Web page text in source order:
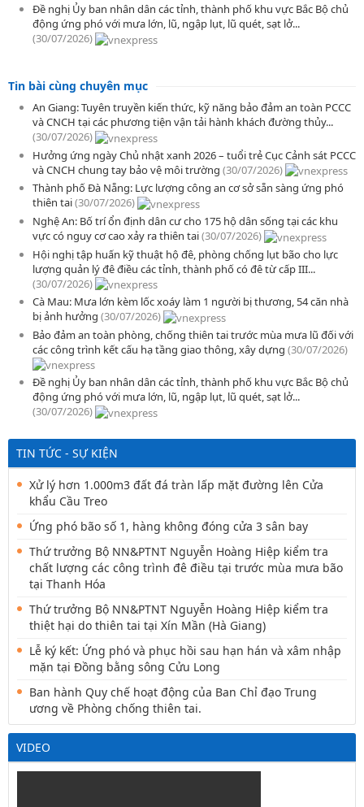
Đề nghị Ủy ban nhân dân các tỉnh, thành phố khu vực Bắc Bộ chủ
động ứng phó với mưa lớn, lũ, ngập lụt, lũ quét, sạt lở...
(30/07/2026)
Tin bài cùng chuyên mục
An Giang: Tuyên truyền kiến thức, kỹ năng bảo đảm an toàn PCCC
và CNCH tại các phương tiện vận tải hành khách đường thủy...
(30/07/2026)
Hưởng ứng ngày Chủ nhật xanh 2026 – tuổi trẻ Cục Cảnh sát PCCC
và CNCH chung tay bảo vệ môi trường (30/07/2026)
Thành phố Đà Nẵng: Lực lượng công an cơ sở sẵn sàng ứng phó
thiên tai(30/07/2026)
Nghệ An: Bố trí ổn định dân cư cho 175 hộ dân sống tại các khu
vực có nguy cơ cao xảy ra thiên tai(30/07/2026)
Hội nghị tập huấn kỹ thuật hộ đê, phòng chống lụt bão cho lực
lượng quản lý đê điều các tỉnh, thành phố có đê từ cấp III...
(30/07/2026)
Cà Mau: Mưa lớn kèm lốc xoáy làm 1 người bị thương, 54 căn nhà
bị ảnh hưởng (30/07/2026)
Bảo đảm an toàn phòng, chống thiên tai trước mùa mưa lũ đối với
các công trình kết cấu hạ tầng giao thông, xây dựng (30/07/2026)
Đề nghị Ủy ban nhân dân các tỉnh, thành phố khu vực Bắc Bộ chủ
động ứng phó với mưa lớn, lũ, ngập lụt, lũ quét, sạt lở...
(30/07/2026)
TIN TỨC - SỰ KIỆN
Xử lý hơn 1.000m3 đất đá tràn lấp mặt đường lên Cửa
khẩu Cầu Treo
Ứng phó bão số 1, hàng không đóng cửa 3 sân bay
Thứ trưởng Bộ NN&PTNT Nguyễn Hoàng Hiệp kiểm tra
chất lượng các công trình đê điều tại trước mùa mưa bão
tại Thanh Hóa
Thứ trưởng Bộ NN&PTNT Nguyễn Hoàng Hiệp kiểm tra
thiệt hại do thiên tai tại Xín Mần (Hà Giang)
Lễ ký kết: Ứng phó và phục hồi sau hạn hán và xâm nhập
mặn tại Đồng bằng sông Cửu Long
Ban hành Quy chế hoạt động của Ban Chỉ đạo Trung
ương về Phòng chống thiên tai.
VIDEO